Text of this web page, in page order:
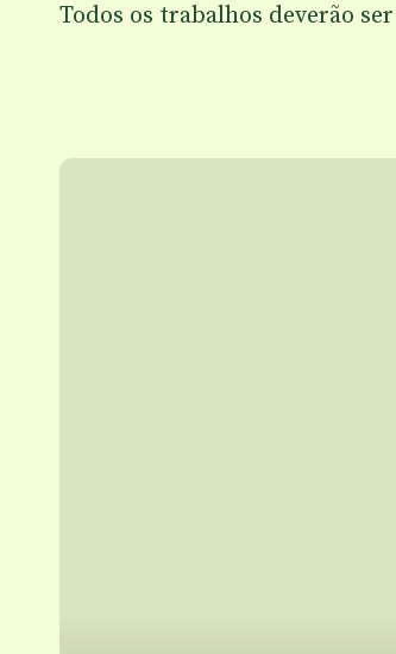
Todos os trabalhos deverão